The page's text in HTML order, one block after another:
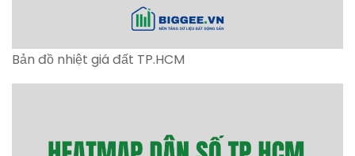
Bản đồ nhiệt giá đất TP.HCM